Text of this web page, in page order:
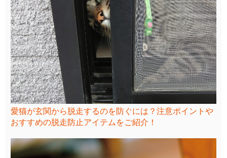
愛猫が玄関から脱走するのを防ぐには？注意ポイントや
おすすめの脱走防止アイテムをご紹介！